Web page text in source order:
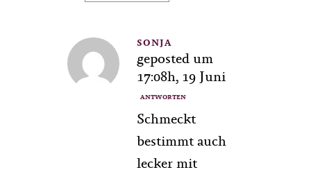
SONJA
geposted um
17:08h, 19 Juni
ANTWORTEN
Schmeckt
bestimmt auch
lecker mit